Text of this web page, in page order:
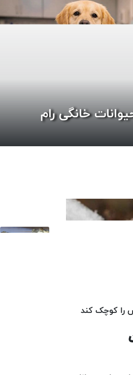
خانگی رام
را کوچک کند